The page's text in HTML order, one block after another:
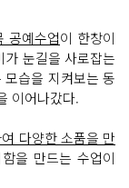
공예수업이 한창이
눈길을 사로잡는
습을 지켜보는 동
이어나갔다.
다양한 소품을 만
을 만드는 수업이